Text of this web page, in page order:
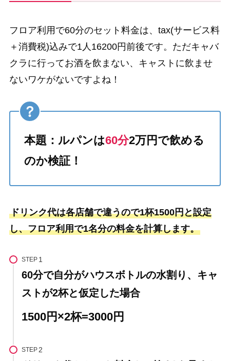
フロア利用で60分のセット料金は、tax(サービス料
＋消費税)込みで1人16200円前後です。ただキャバ
クラに行ってお酒を飲まない、キャストに飲ませ
ないワケがないですよね！
本題：ルパンは60分2万円で飲める
のか検証！
ドリンク代は各店舗で違うので1杯1500円と設定
し、フロア利用で1名分の料金を計算します。
STEP
60分で自分がハウスボトルの水割り、キャ
ストが2杯と仮定した場合
1500円×2杯=3000円
STEP